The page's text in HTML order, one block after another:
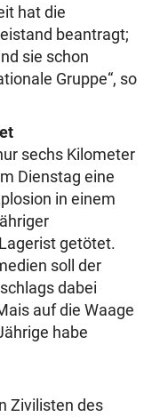
hat die
beantragt;
sie schon
Gruppe“, so
sechs Kilometer
Dienstag eine
in einem
getötet.
soll der
dabei
auf die Waage
habe
Zivilisten des